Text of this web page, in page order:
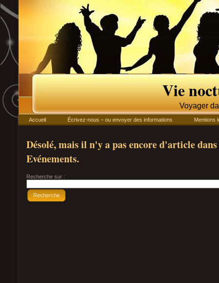
Vie
Voyager
Accueil Écrivez-nous – ou envoyer des informations Mentions
Désolé, mais il n'y a pas encore d'article
Evénements.
Recherche sur :
Recherche